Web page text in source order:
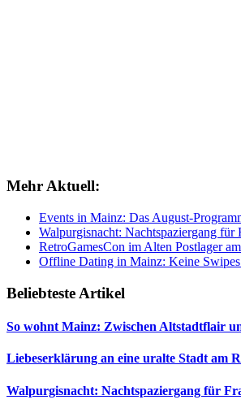
Mehr Aktuell:
Events in Mainz: Das August-
Walpurgisnacht: Nachtspaziergang
RetroGamesCon im Alten Postlager
Offline Dating in Mainz: Keine
Beliebteste Artikel
So wohnt Mainz: Zwischen Altstadtflair
Liebeserklärung an eine uralte Stadt am
Walpurgisnacht: Nachtspaziergang für